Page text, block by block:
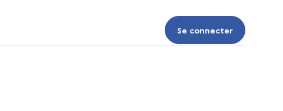
Se connecter
Se connecter